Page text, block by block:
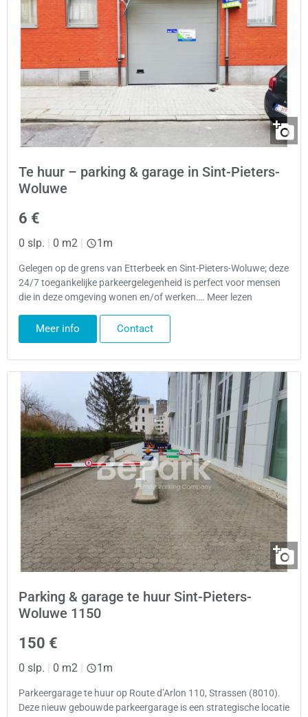
Te huur – parking & garage in Sint-Pieters-
Woluwe
6 €
0 slp. | 0 m2 | 1m
Gelegen op de grens van Etterbeek en Sint-Pieters-Woluwe; deze
24/7 toegankelijke parkeergelegenheid is perfect voor mensen
die in deze omgeving wonen en/of werken…. Meer lezen
Meer info Contact
Parking & garage te huur Sint-Pieters-
Woluwe 1150
150 €
0 slp. | 0 m2 | 1m
Parkeergarage te huur op Route d’Arlon 110, Strassen (8010).
Deze nieuw gebouwde parkeergarage is een strategische locatie